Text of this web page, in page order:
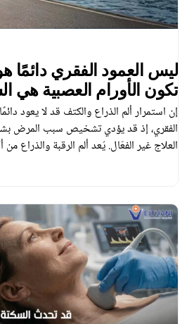
ليس العمود الفقري دائمًا
تكون الأورام العصبية هي
إن استمرار ألم الذراع والكتف قد لا يعود
الفقري، إذ قد يؤدي تشخيص سبب المرض
العلاج غير الفعّال. يُعد ألم الرقبة والذراع